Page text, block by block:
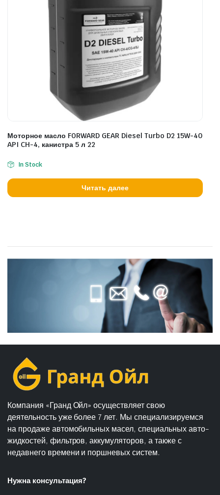
Моторное масло FORWARD GEAR Diesel Turbo D2 15W-40
API CH-4, канистра 5 л 22
In Stock
Читать далее
Компания «Гранд Ойл» осуществляет свою
деятельность уже более 7 лет. Мы специализируемся
на продаже автомобильных масел, специальных авто-
жидкостей, фильтров, аккумуляторов, а также с
недавнего времени и поршневых систем.
Нужна консультация?